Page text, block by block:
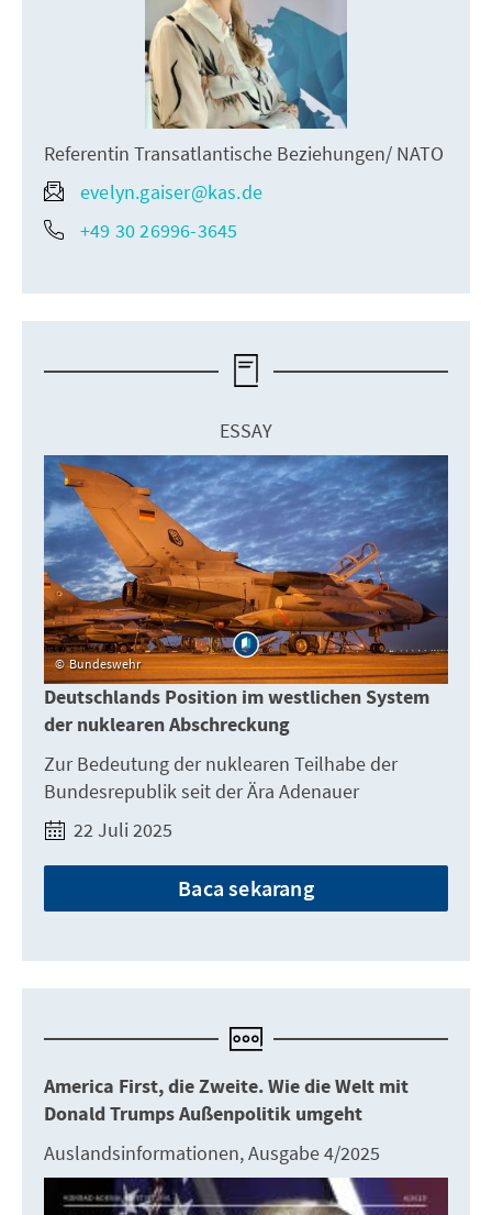
Referentin Transatlantische Beziehungen/ NATO
evelyn.gaiser@kas.de
+49 30 26996-3645
ESSAY
Bundeswehr
Deutschlands Position im westlichen System
der nuklearen Abschreckung
Zur Bedeutung der nuklearen Teilhabe der
Bundesrepublik seit der Ära Adenauer
22 Juli 2025
Baca sekarang
America First, die Zweite. Wie die Welt mit
Donald Trumps Außenpolitik umgeht
Auslandsinformationen, Ausgabe 4/2025